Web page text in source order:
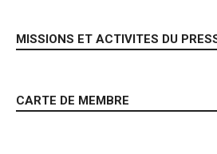
MISSIONS ET ACTIVITES DU
CARTE DE MEMBRE